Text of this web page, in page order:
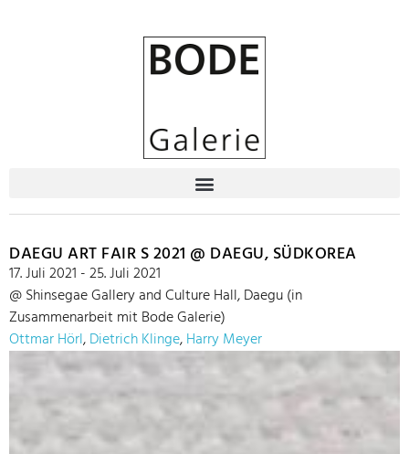
DAEGU ART FAIR S 2021 @ DAEGU, SÜDKOREA
17. Juli 2021 - 25. Juli 2021
@ Shinsegae Gallery and Culture Hall, Daegu (in
Zusammenarbeit mit Bode Galerie)
Ottmar Hörl,Dietrich Klinge,Harry Meyer